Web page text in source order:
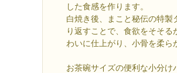
した食感を作ります。
白焼き後、まこと秘伝の特
り返すことで、食欲をそそ
わいに仕上がり、小骨を柔ら
お茶碗サイズの便利な小分